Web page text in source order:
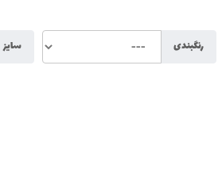
رنگبندی سایز